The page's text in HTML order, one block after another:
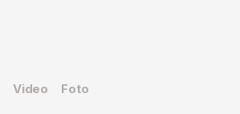
Video Foto